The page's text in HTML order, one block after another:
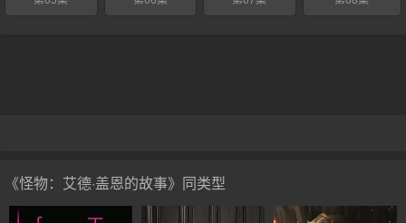
《怪物：艾德·盖恩的故事》同类型